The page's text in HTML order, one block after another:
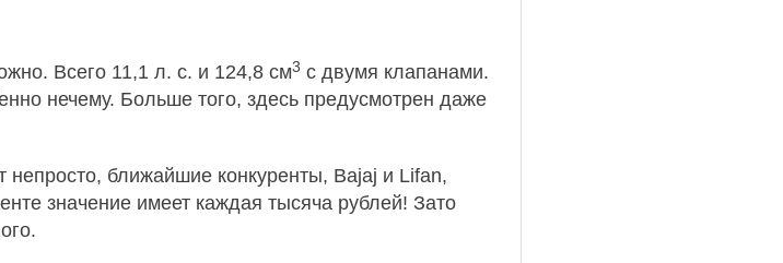
Всего 11,1 л. с. и 124,8 см3 с двумя клапанами.
нечему. Больше того, здесь предусмотрен даже
непросто, ближайшие конкуренты, Bajaj и Lifan,
значение имеет каждая тысяча рублей! Зато